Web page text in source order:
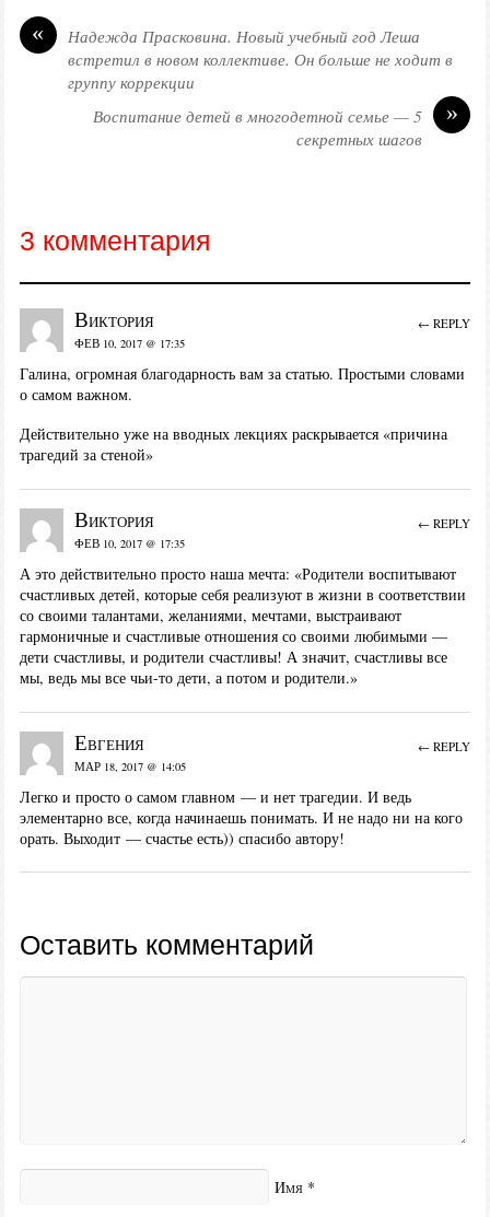
«
Надежда Прасковина. Новый учебный год Леша
встретил в новом коллективе. Он больше не ходит в
группу коррекции
»
Воспитание детей в многодетной семье — 5
секретных шагов
3 комментария
Виктория
ФЕВ 10, 2017 @ 17:35
Галина, огромная благодарность вам за статью. Простыми словами
о самом важном.
Действительно уже на вводных лекциях раскрывается «причина
трагедий за стеной»
← REPLY
Виктория
ФЕВ 10, 2017 @ 17:35
А это действительно просто наша мечта: «Родители воспитывают
счастливых детей, которые себя реализуют в жизни в соответствии
со своими талантами, желаниями, мечтами, выстраивают
гармоничные и счастливые отношения со своими любимыми —
дети счастливы, и родители счастливы! А значит, счастливы все
мы, ведь мы все чьи-то дети, а потом и родители.»
← REPLY
Евгения
МАР 18, 2017 @ 14:05
Легко и просто о самом главном — и нет трагедии. И ведь
элементарно все, когда начинаешь понимать. И не надо ни на кого
орать. Выходит — счастье есть)) спасибо автору!
← REPLY
Оставить комментарий
Имя *